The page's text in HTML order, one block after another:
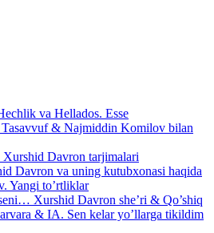
va Hellados. Esse
& Najmiddin Komilov bilan
Xurshid Davron tarjimalari
Davron va uning kutubxonasi haqida
Yangi to’rtliklar
Xurshid Davron she’ri & Qo’shiq
& IA. Sen kelar yo’llarga tikildim